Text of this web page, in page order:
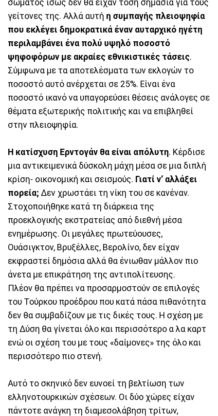
σώματος ίσως δεν θα είχαν τόση σημασία για τους
γείτονες της. Αλλά αυτή η συμπαγής πλειοψηφία
που εκλέγει δημοκρατικά έναν αυταρχικό ηγέτη
περιλαμβάνει ένα πολύ υψηλό ποσοστό
ψηφοφόρων με ακραίες εθνικιστικές τάσεις.
Σύμφωνα με τα αποτελέσματα των εκλογών το
ποσοστό αυτό ανέρχεται σε 25%. Είναι ένα
ποσοστό ικανό να υπαγορεύσει θέσεις ανάλογες σε
θέματα εξωτερικής πολιτικής και να επιβληθεί
στην πλειοψηφία.
Η κατίσχυση Ερντογάν θα είναι απόλυτη. Κέρδισε
μια αντικειμενικά δύσκολη μάχη μέσα σε μια διπλή
κρίση- οικονομική και σεισμούς. Γιατί ν’ αλλάξει
πορεία; Δεν χρωστάει τη νίκη του σε κανέναν.
Στοχοποιήθηκε κατά τη διάρκεια της
προεκλογικής εκστρατείας από διεθνή μέσα
ενημέρωσης. Οι μεγάλες πρωτεύουσες,
Ουάσιγκτον, Βρυξέλλες, Βερολίνο, δεν είχαν
εκφραστεί δημόσια αλλά θα ένιωθαν μάλλον πιο
άνετα με επικράτηση της αντιπολίτευσης.
Πλέον θα πρέπει να προσαρμοστούν σε επιλογές
του Τούρκου προέδρου που κατά πάσα πιθανότητα
δεν θα συμβαδίζουν με τις δικές τους. Η σχέση με
τη Δύση θα γίνεται όλο και περισσότερο α λα καρτ
ενώ οι σχέση του με τους «δαίμονες» της όλο και
περισσότερο πιο στενή.
Αυτό το σκηνικό δεν ευνοεί τη βελτίωση των
ελληνοτουρκικών σχέσεων. Οι δύο χώρες είχαν
πάντοτε ανάγκη τη διαμεσολάβηση τρίτων,